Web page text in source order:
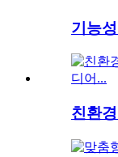
기능
친환